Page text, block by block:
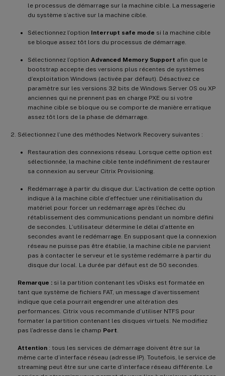
le processus de démarrage sur la machine cible. La messagerie
du système s’active sur la machine cible.
Sélectionnez l’option Interrupt safe mode si la machine cible
se bloque assez tôt lors du processus de démarrage.
Sélectionnez l’option Advanced Memory Support afin que le
bootstrap accepte des versions plus récentes de systèmes
d’exploitation Windows (activée par défaut). Désactivez ce
paramètre sur les versions 32 bits de Windows Server OS ou XP
anciennes qui ne prennent pas en charge PXE ou si votre
machine cible se bloque ou se comporte de manière erratique
assez tôt lors de la phase de démarrage.
Sélectionnez l’une des méthodes Network Recovery suivantes :
Restauration des connexions réseau. Lorsque cette option est
sélectionnée, la machine cible tente indéfiniment de restaurer
sa connexion au serveur Citrix Provisioning.
Redémarrage à partir du disque dur. L’activation de cette option
indique à la machine cible d’effectuer une réinitialisation du
matériel pour forcer un redémarrage après l’échec du
rétablissement des communications pendant un nombre défini
de secondes. L’utilisateur détermine le délai d’attente en
secondes avant le redémarrage. En supposant que la connexion
réseau ne puisse pas être établie, la machine cible ne parvient
pas à contacter le serveur et le système redémarre à partir du
disque dur local. La durée par défaut est de 50 secondes.
Remarque : si la partition contenant les vDisks est formatée en
tant que système de fichiers FAT, un message d’avertissement
indique que cela pourrait engendrer une altération des
performances. Citrix vous recommande d’utiliser NTFS pour
formater la partition contenant les disques virtuels. Ne modifiez
pas l’adresse dans le champ Port.
Attention : tous les services de démarrage doivent être sur la
même carte d’interface réseau (adresse IP). Toutefois, le service de
streaming peut être sur une carte d’interface réseau différente. Le